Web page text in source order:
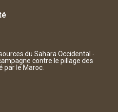
du Sahara Occidental -
contre le pillage des
par le Maroc.